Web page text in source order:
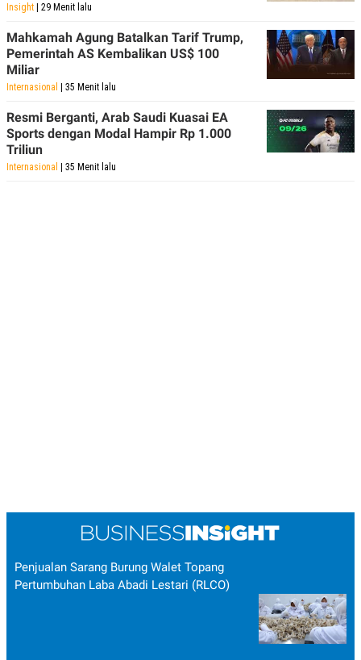
Insight | 29 Menit lalu
Mahkamah Agung Batalkan Tarif Trump,
Pemerintah AS Kembalikan US$ 100
Miliar
Internasional | 35 Menit lalu
Resmi Berganti, Arab Saudi Kuasai EA
Sports dengan Modal Hampir Rp 1.000
Triliun
Internasional | 35 Menit lalu
Penjualan Sarang Burung Walet Topang
Pertumbuhan Laba Abadi Lestari (RLCO)